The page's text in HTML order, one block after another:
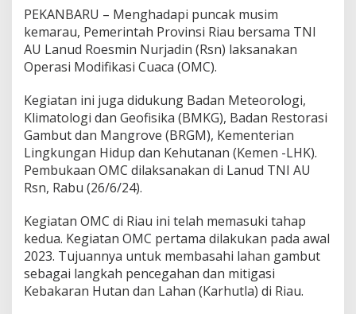
a
k
a
n
O
d
i
W
i
h
R
i
u
PEKANBARU – Menghadapi puncak musim
kemarau, Pemerintah Provinsi Riau bersama TNI
AU Lanud Roesmin Nurjadin (Rsn) laksanakan
Operasi Modifikasi Cuaca (OMC).
Kegiatan ini juga didukung Badan Meteorologi,
Klimatologi dan Geofisika (BMKG), Badan Restorasi
Gambut dan Mangrove (BRGM), Kementerian
Lingkungan Hidup dan Kehutanan (Kemen -LHK).
Pembukaan OMC dilaksanakan di Lanud TNI AU
Rsn, Rabu (26/6/24).
Kegiatan OMC di Riau ini telah memasuki tahap
kedua. Kegiatan OMC pertama dilakukan pada awal
2023. Tujuannya untuk membasahi lahan gambut
sebagai langkah pencegahan dan mitigasi
Kebakaran Hutan dan Lahan (Karhutla) di Riau.